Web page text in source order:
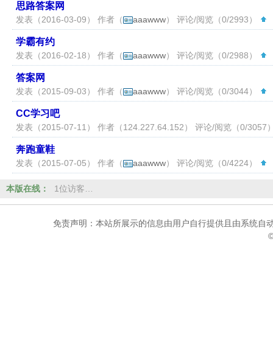
思路答案网
发表（2016-03-09） 作者（ aaawww） 评论/阅览（0/2993）
学霸有约
发表（2016-02-18） 作者（ aaawww） 评论/阅览（0/2988）
答案网
发表（2015-09-03） 作者（ aaawww） 评论/阅览（0/3044）
CC学习吧
发表（2015-07-11） 作者（124.227.64.152） 评论/阅览（0/3057
奔跑童鞋
发表（2015-07-05） 作者（ aaawww） 评论/阅览（0/4224）
本版在线： 1位访客…
免责声明：本站所展示的信息由用户自行提供且由系统